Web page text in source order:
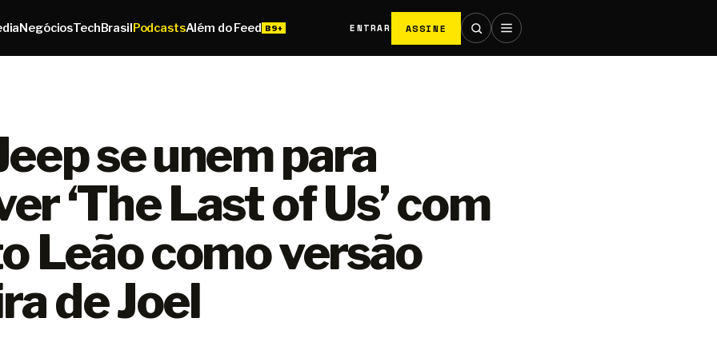
NegóciosTechBrasilPodcastsAlém do Feed ENTRAR ASSINE
se unem para
‘The Last of Us’ com
Leão como versão
de Joel